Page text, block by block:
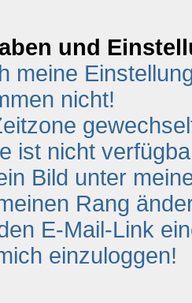
und
meine
nicht!
ist nicht
Bild unter
Rang
E-Mail-Link
einzuloggen!